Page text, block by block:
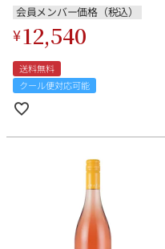
会員メンバー価格（税込）
¥12,540
送料無料
クール便対応可能